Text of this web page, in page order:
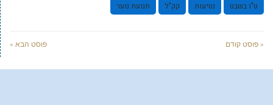
ט"ו בשבט נטיעות קק"ל תנועת נוער
« פוסט קודם פוסט הבא »